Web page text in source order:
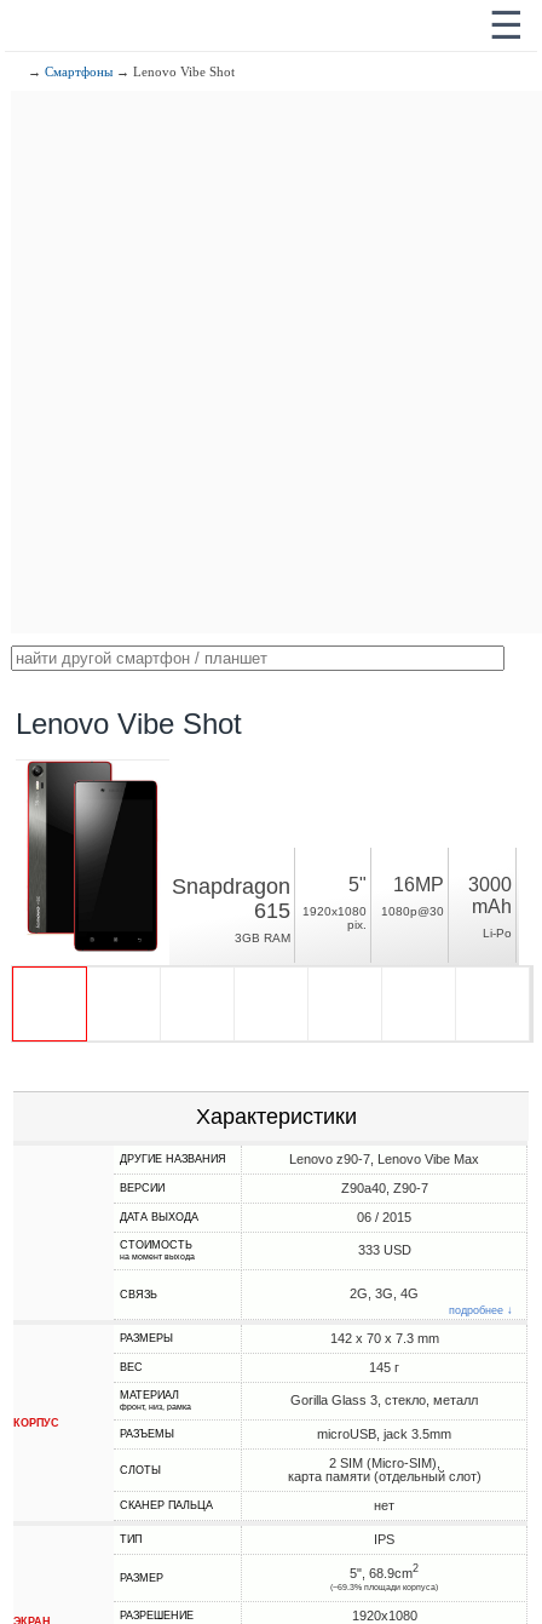
☰
→Смартфоны → Lenovo Vibe Shot
Lenovo Vibe Shot
Snapdragon
615
3GB RAM
5"
1920x1080
pix.
16MP
1080p@30
3000
mAh
Li-Po
Характеристики
ДРУГИЕ НАЗВАНИЯ Lenovo z90-7, Lenovo Vibe Max
ВЕРСИИ Z90a40, Z90-7
ДАТА ВЫХОДА 06 / 2015
СТОИМОСТЬ
на момент выхода 333 USD
СВЯЗЬ 2G, 3G, 4G
подробнее ↓
КОРПУС
РАЗМЕРЫ 142 x 70 x 7.3 mm
ВЕС 145 г
МАТЕРИАЛ
фронт, низ, рамка Gorilla Glass 3, стекло, металл
РАЗЪЕМЫ microUSB, jack 3.5mm
СЛОТЫ
2 SIM (Micro-SIM),
карта памяти (отдельный слот)
СКАНЕР ПАЛЬЦА нет
ЭКРАН
ТИП IPS
РАЗМЕР 5", 68.9cm2
(~69.3% площади корпуса)
РАЗРЕШЕНИЕ 1920x1080